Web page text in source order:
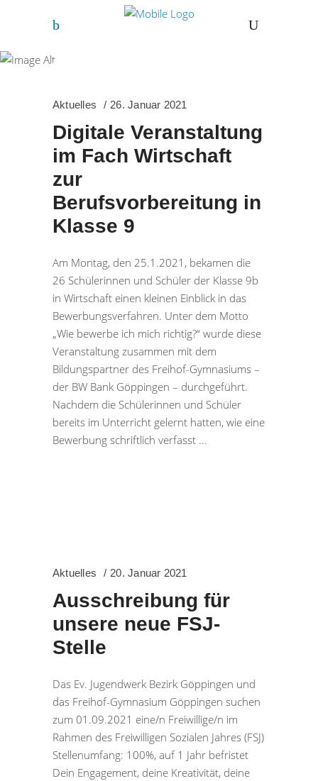
Januar 2021
Aktuelles 26. Januar 2021
Digitale Veranstaltung
im Fach Wirtschaft
zur
Berufsvorbereitung in
Klasse 9
Am Montag, den 25.1.2021, bekamen die
26 Schülerinnen und Schüler der Klasse 9b
in Wirtschaft einen kleinen Einblick in das
Bewerbungsverfahren. Unter dem Motto
„Wie bewerbe ich mich richtig?“ wurde diese
Veranstaltung zusammen mit dem
Bildungspartner des Freihof-Gymnasiums –
der BW Bank Göppingen – durchgeführt.
Nachdem die Schülerinnen und Schüler
bereits im Unterricht gelernt hatten, wie eine
Bewerbung schriftlich verfasst
Aktuelles 20. Januar 2021
Ausschreibung für
unsere neue FSJ-
Stelle
Das Ev. Jugendwerk Bezirk Göppingen und
das Freihof-Gymnasium Göppingen suchen
zum 01.09.2021 eine/n Freiwillige/n im
Rahmen des Freiwilligen Sozialen Jahres (FSJ)
Stellenumfang: 100%, auf 1 Jahr befristet
Dein Engagement, deine Kreativität, deine